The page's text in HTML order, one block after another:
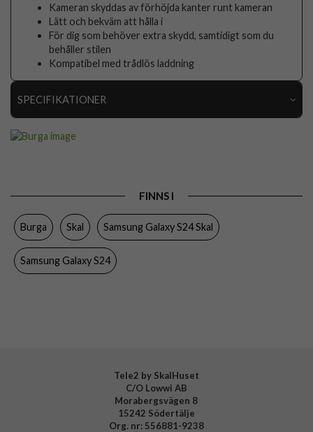
Kameran skyddas av förhöjda kanter runt kameran
Lätt och bekväm att hålla i
För dig som behöver extra skydd, samtidigt som du
behåller stilen
Kompatibel med trådlös laddning
SPECIFIKATIONER
Material Hårdplast (PC), Mjukplast (TPU)
Tillverkarens art nr
FINNS I
Burga Skal Samsung Galaxy S24 Skal
Samsung Galaxy S24
Tele2 by SkalHuset
C/O Lowwi AB
Morabergsvägen 8
15242 Södertälje
Org. nr: 556881-9238